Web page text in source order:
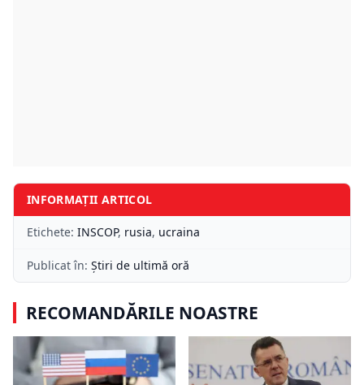
INFORMAȚII ARTICOL
Etichete: INSCOP, rusia, ucraina
Publicat în: Știri de ultimă oră
RECOMANDĂRILE NOASTRE